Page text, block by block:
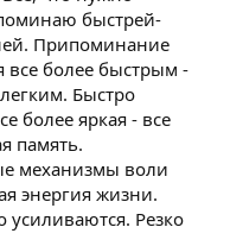
быстрей-
Припоминание
все более быстрым -
Быстро
более яркая - все
память.
механизмы воли
энергия жизни.
Резко